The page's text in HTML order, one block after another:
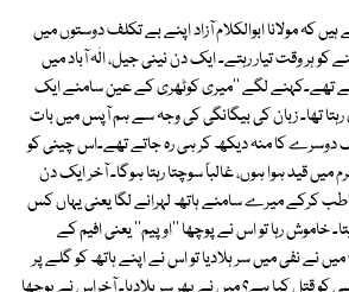
کہ مولانا ابوالکلام آزاد اپنے بے تکلف دوستوں میں
کو ہر وقت تیار رہتے۔ ایک دن نینی جیل، الٰہ آباد میں
تھے۔کہنے لگے ''میری کوٹھری کے عین سامنے ایک
تھا۔ زبان کی بیگانگی کی وجہ سے ہم آپس میں بات
کا منہ دیکھ کر ہی رہ جاتے تھے۔اس چینی کو
میں قید ہوا ہوں، غالباً سوچتا رہتا ہوگا۔ آخر ایک دن
کرکے میرے سامنے ہاتھ لہرانے لگا یعنی یہاں کس
خاموش رہا تو اس نے پوچھا ''اوپیم'' یعنی افیم کے
نے نفی میں سر ہلادیا تو اس نے اپنے ہاتھ کو گلے پر